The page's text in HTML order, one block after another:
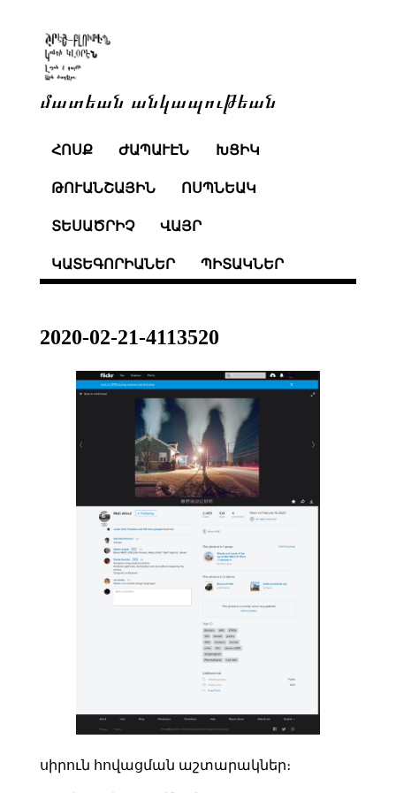
մատեան անկապութեան
ՀՈՍՔ ԺԱՊԱՒԷՆ ԽՑԻԿ
ԹՈՒԱՆՇԱՅԻՆ ՈՍՊՆԵԱԿ
ՏԵՍԱԾՐԻՉ ՎԱՅՐ
ԿԱՏԵԳՈՐԻԱՆԵՐ ՊԻՏԱԿՆԵՐ
2020-02-21-4113520
սիրուն հովացման աշտարակներ։